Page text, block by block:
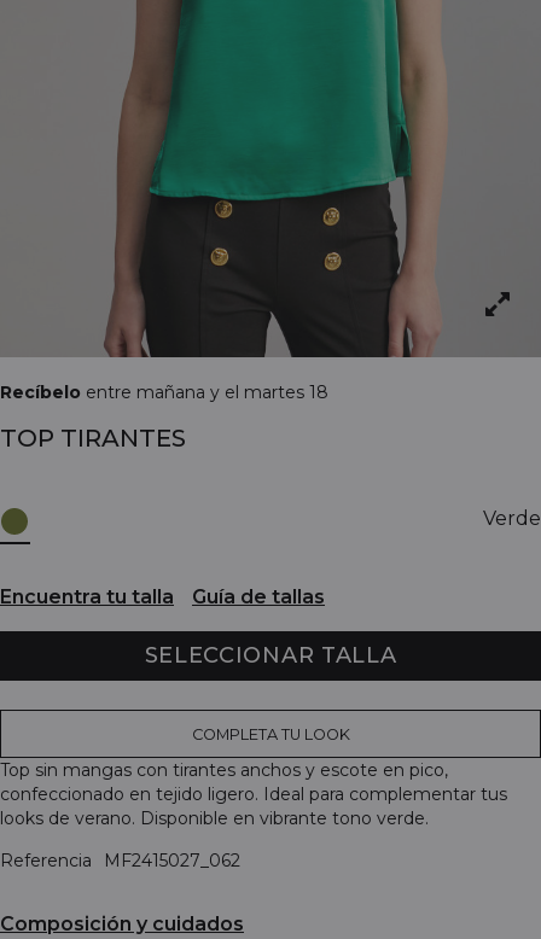
Recíbelo entre mañana y el martes 18
TOP TIRANTES
Verde
Encuentra tu talla Guía de tallas
SELECCIONAR TALLA
COMPLETA TU LOOK
Top sin mangas con tirantes anchos y escote en pico,
confeccionado en tejido ligero. Ideal para complementar tus
looks de verano. Disponible en vibrante tono verde.
Referencia
MF2415027_062
Composición y cuidados